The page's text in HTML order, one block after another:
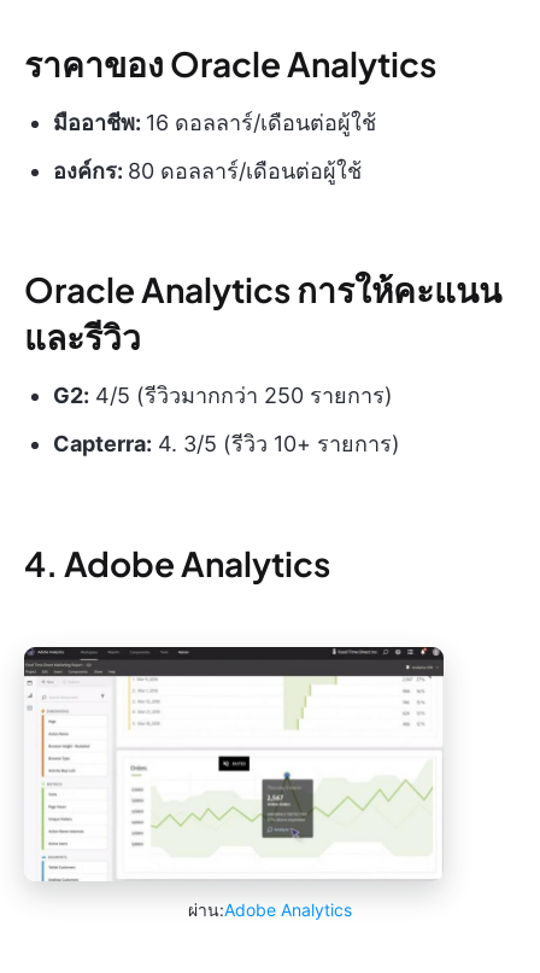
ราคาของ Oracle Analytics
มืออาชีพ: 16 ดอลลาร์/เดือนต่อผู้ใช้
องค์กร: 80 ดอลลาร์/เดือนต่อผู้ใช้
Oracle Analytics การให้คะแนน
และรีวิว
G2: 4/5 (รีวิวมากกว่า 250 รายการ)
Capterra: 4. 3/5 (รีวิว 10+ รายการ)
4. Adobe Analytics
ผ่าน:Adobe Analytics